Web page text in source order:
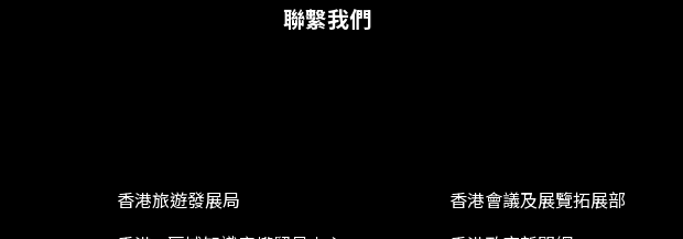
聯繫我們
香港旅遊發展局
香港會議及展覽拓展部